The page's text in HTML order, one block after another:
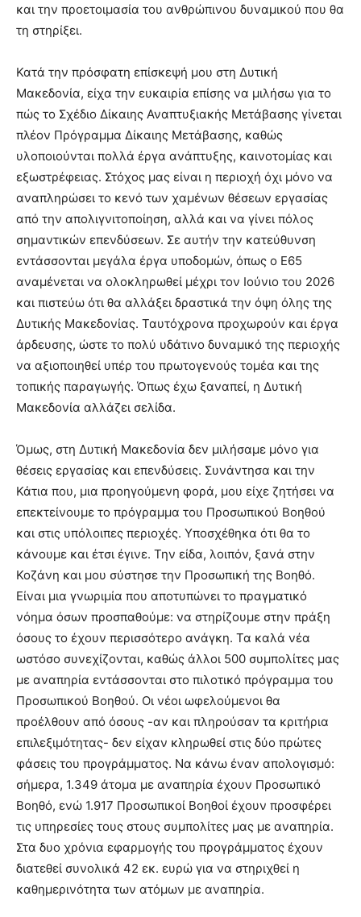
και την προετοιμασία του ανθρώπινου δυναμικού που θα
τη στηρίξει.
Κατά την πρόσφατη επίσκεψή μου στη Δυτική
Μακεδονία, είχα την ευκαιρία επίσης να μιλήσω για το
πώς το Σχέδιο Δίκαιης Αναπτυξιακής Μετάβασης γίνεται
πλέον Πρόγραμμα Δίκαιης Μετάβασης, καθώς
υλοποιούνται πολλά έργα ανάπτυξης, καινοτομίας και
εξωστρέφειας. Στόχος μας είναι η περιοχή όχι μόνο να
αναπληρώσει το κενό των χαμένων θέσεων εργασίας
από την απολιγνιτοποίηση, αλλά και να γίνει πόλος
σημαντικών επενδύσεων. Σε αυτήν την κατεύθυνση
εντάσσονται μεγάλα έργα υποδομών, όπως ο Ε65
αναμένεται να ολοκληρωθεί μέχρι τον Ιούνιο του 2026
και πιστεύω ότι θα αλλάξει δραστικά την όψη όλης της
Δυτικής Μακεδονίας. Ταυτόχρονα προχωρούν και έργα
άρδευσης, ώστε το πολύ υδάτινο δυναμικό της περιοχής
να αξιοποιηθεί υπέρ του πρωτογενούς τομέα και της
τοπικής παραγωγής. Όπως έχω ξαναπεί, η Δυτική
Μακεδονία αλλάζει σελίδα.
Όμως, στη Δυτική Μακεδονία δεν μιλήσαμε μόνο για
θέσεις εργασίας και επενδύσεις. Συνάντησα και την
Κάτια που, μια προηγούμενη φορά, μου είχε ζητήσει να
επεκτείνουμε το πρόγραμμα του Προσωπικού Βοηθού
και στις υπόλοιπες περιοχές. Υποσχέθηκα ότι θα το
κάνουμε και έτσι έγινε. Την είδα, λοιπόν, ξανά στην
Κοζάνη και μου σύστησε την Προσωπική της Βοηθό.
Είναι μια γνωριμία που αποτυπώνει το πραγματικό
νόημα όσων προσπαθούμε: να στηρίζουμε στην πράξη
όσους το έχουν περισσότερο ανάγκη. Τα καλά νέα
ωστόσο συνεχίζονται, καθώς άλλοι 500 συμπολίτες μας
με αναπηρία εντάσσονται στο πιλοτικό πρόγραμμα του
Προσωπικού Βοηθού. Οι νέοι ωφελούμενοι θα
προέλθουν από όσους -αν και πληρούσαν τα κριτήρια
επιλεξιμότητας- δεν είχαν κληρωθεί στις δύο πρώτες
φάσεις του προγράμματος. Να κάνω έναν απολογισμό:
σήμερα, 1.349 άτομα με αναπηρία έχουν Προσωπικό
Βοηθό, ενώ 1.917 Προσωπικοί Βοηθοί έχουν προσφέρει
τις υπηρεσίες τους στους συμπολίτες μας με αναπηρία.
Στα δυο χρόνια εφαρμογής του προγράμματος έχουν
διατεθεί συνολικά 42 εκ. ευρώ για να στηριχθεί η
καθημερινότητα των ατόμων με αναπηρία.